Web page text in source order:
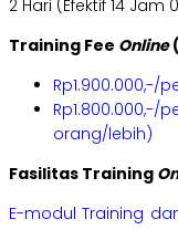
2 Hari (Efektif 14 Jam
Training Fee Online
Rp1.900.000,-/
orang/lebih)
Fasilitas Training
E-modul Training